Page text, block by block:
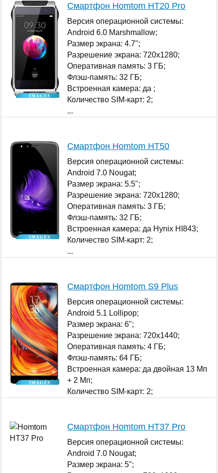
Смартфон Homtom HT20 Pro
Версия операционной системы:
Android 6.0 Marshmallow;
Размер экрана: 4.7";
Разрешение экрана: 720x1280;
Оперативная память: 3 ГБ;
Флэш-память: 32 ГБ;
Встроенная камера: да ;
Количество SIM-карт: 2;
...
Смартфон Homtom HT50
Версия операционной системы:
Android 7.0 Nougat;
Размер экрана: 5.5";
Разрешение экрана: 720x1280;
Оперативная память: 3 ГБ;
Флэш-память: 32 ГБ;
Встроенная камера: да Hynix HI843;
Количество SIM-карт: 2;
...
Смартфон Homtom S9 Plus
Версия операционной системы:
Android 5.1 Lollipop;
Размер экрана: 6";
Разрешение экрана: 720x1440;
Оперативная память: 4 ГБ;
Флэш-память: 64 ГБ;
Встроенная камера: да двойная 13 Мп
+ 2 Мп;
Количество SIM-карт: 2;
Смартфон Homtom HT37 Pro
Версия операционной системы:
Android 7.0 Nougat;
Размер экрана: 5";